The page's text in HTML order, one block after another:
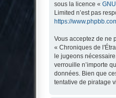
sous la licence «
Limited n’est pas
https://
Vous acceptez de ne
« Chroniques de
le jugeons
verrouille n’importe
données. Bien que
tentative de piratage